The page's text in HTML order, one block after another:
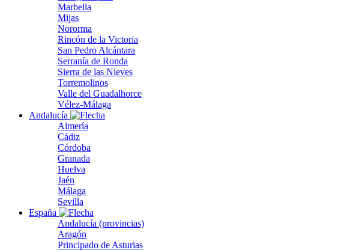
Marbella
Mijas
Nororma
Rincón de la Victoria
San Pedro Alcántara
Serranía de Ronda
Sierra de las Nieves
Torremolinos
Valle del Guadalhorce
Vélez-Málaga
Andalucía
Almería
Cádiz
Córdoba
Granada
Huelva
Jaén
Málaga
Sevilla
España
Andalucía (provincias)
Aragón
Principado de Asturias